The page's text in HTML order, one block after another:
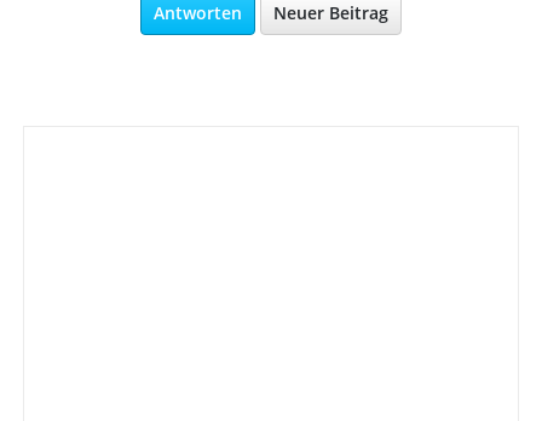
Antworten Neuer Beitrag